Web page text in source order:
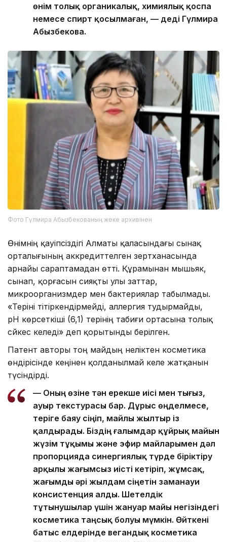
өнім толық органикалық, химиялық қоспа
немесе спирт қосылмаған, — деді Гүлмира
Абызбекова.
Фото Гүлмира Абызбекованың жеке архивінен
Өнімнің қауіпсіздігі Алматы қаласындағы сынақ
орталығының аккредиттелген зертханасында
арнайы сараптамадан өтті. Құрамынан мышьяк,
сынап, қорғасын сияқты улы заттар,
микроорганизмдер мен бактериялар табылмады.
«Теріні тітіркендірмейді, аллергия тудырмайды,
pH көрсеткіші (6,1) терінің табиғи ортасына толық
сәйкес келеді» деп қорытынды берілген.
Патент авторы тоң майдың неліктен косметика
өндірісінде кеңінен қолданылмай келе жатқанын
түсіндірді.
— Оның өзіне тән ерекше иісі мен тығыз,
ауыр текстурасы бар. Дұрыс өңделмесе,
теріге баяу сіңіп, майлы жылтыр із
қалдырады. Біздің ғалымдар құйрық майын
жүзім тұқымы және эфир майларымен дәл
пропорцияда синергиялық түрде біріктіру
арқылы жағымсыз иісті кетіріп, жұмсақ,
жағымды әрі жылдам сіңетін заманауи
консистенция алды. Шетелдік
тұтынушылар үшін жануар майы негізіндегі
косметика таңсық болуы мүмкін. Өйткені
батыс елдерінде вегандық косметика